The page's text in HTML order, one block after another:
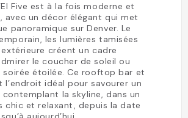
Five est à la fois moderne et
avec un décor élégant qui met
panoramique sur Denver. Le
les lumières tamisées
créent un cadre
le coucher de soleil ou
soirée étoilée. Ce rooftop bar et
l’endroit idéal pour savourer un
la skyline, dans un
chic et relaxant, depuis la date